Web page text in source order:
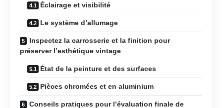
Éclairage et visibilité
Le système d’allumage
Inspectez la carrosserie et la finition pour
préserver l’esthétique vintage
État de la peinture et des surfaces
Pièces chromées et en aluminium
Conseils pratiques pour l’évaluation finale de